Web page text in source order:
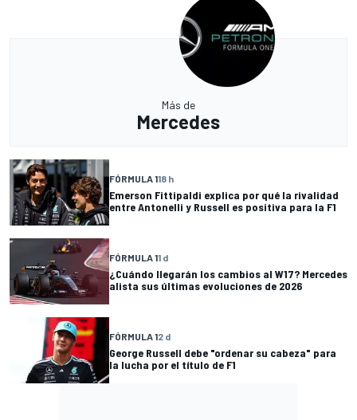
Más de
Mercedes
FÓRMULA 118 h
Emerson Fittipaldi explica por qué la rivalidad
entre Antonelli y Russell es positiva para la F1
FÓRMULA 11 d
¿Cuándo llegarán los cambios al W17? Mercedes
alista sus últimas evoluciones de 2026
FÓRMULA 12 d
George Russell debe "ordenar su cabeza" para
la lucha por el título de F1